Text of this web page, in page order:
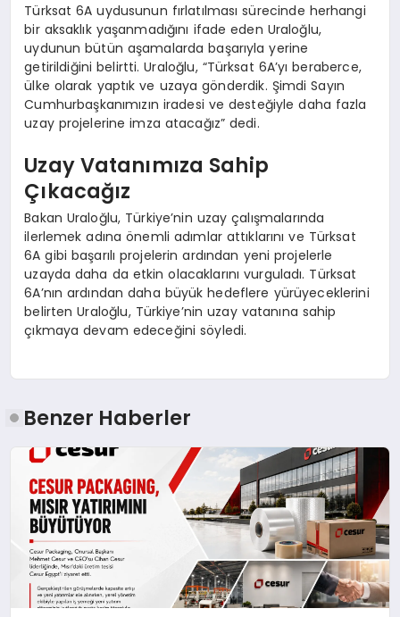
Türksat 6A uydusunun fırlatılması sürecinde herhangi
bir aksaklık yaşanmadığını ifade eden Uraloğlu,
uydunun bütün aşamalarda başarıyla yerine
getirildiğini belirtti. Uraloğlu, “Türksat 6A’yı beraberce,
ülke olarak yaptık ve uzaya gönderdik. Şimdi Sayın
Cumhurbaşkanımızın iradesi ve desteğiyle daha fazla
uzay projelerine imza atacağız” dedi.
Uzay Vatanımıza Sahip
Çıkacağız
Bakan Uraloğlu, Türkiye’nin uzay çalışmalarında
ilerlemek adına önemli adımlar attıklarını ve Türksat
6A gibi başarılı projelerin ardından yeni projelerle
uzayda daha da etkin olacaklarını vurguladı. Türksat
6A’nın ardından daha büyük hedeflere yürüyeceklerini
belirten Uraloğlu, Türkiye’nin uzay vatanına sahip
çıkmaya devam edeceğini söyledi.
Benzer Haberler